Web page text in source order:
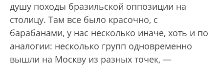
душу походы бразильской оппозиции на
столицу. Там все было красочно, с
барабанами, у нас несколько иначе, хоть и по
аналогии: несколько групп одновременно
вышли на Москву из разных точек, —